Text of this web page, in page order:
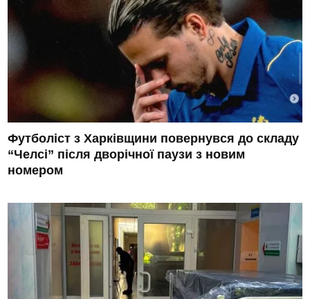
Футболіст з Харківщини повернувся до складу
“Челсі” після дворічної паузи з новим
номером